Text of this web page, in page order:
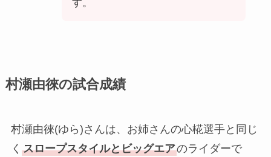
す。
村瀬由徠の試合成績
村瀬由徠(ゆら)さんは、お姉さんの心椛選手と同じ
く スロープスタイルとビッグエアのライダーで